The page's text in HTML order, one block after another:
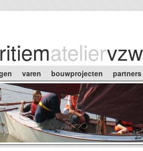
ateliervzw
varen bouwprojecten partners